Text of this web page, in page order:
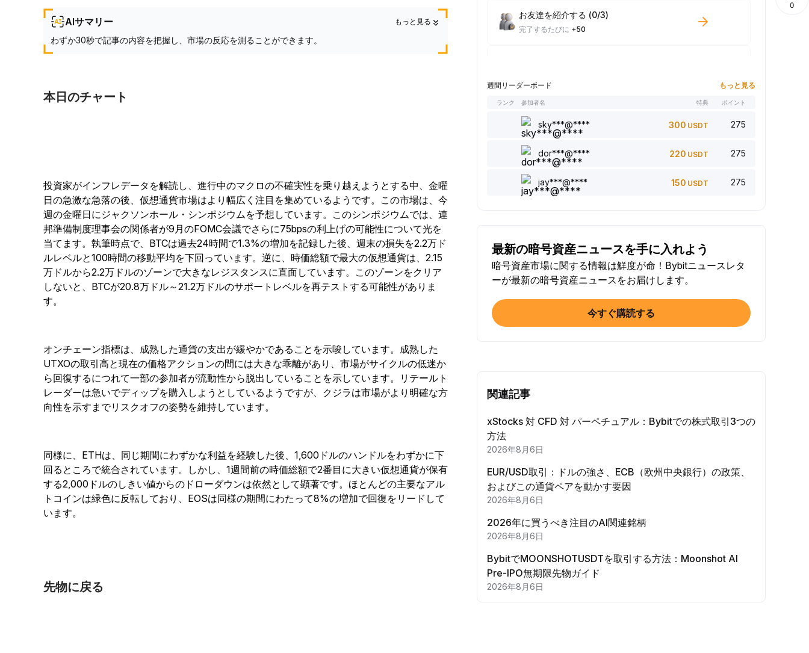
AIサマリー もっと見る
わずか30秒で記事の内容を把握し、市場の反応を測ることができます。
本日のチャート
投資家がインフレデータを解読し、進行中のマクロの不確実性を乗り越えようとする中、金曜
日の急激な急落の後、仮想通貨市場はより幅広く注目を集めているようです。この市場は、今
週の金曜日にジャクソンホール・シンポジウムを予想しています。このシンポジウムでは、連
邦準備制度理事会の関係者が9月のFOMC会議でさらに75bpsの利上げの可能性について光を
当てます。執筆時点で、BTCは過去24時間で1.3%の増加を記録した後、週末の損失を2.2万ド
ルレベルと100時間の移動平均を下回っています。逆に、時価総額で最大の仮想通貨は、2.15
万ドルから2.2万ドルのゾーンで大きなレジスタンスに直面しています。このゾーンをクリア
しないと、BTCが20.8万ドル～21.2万ドルのサポートレベルを再テストする可能性がありま
す。
オンチェーン指標は、成熟した通貨の支出が緩やかであることを示唆しています。成熟した
UTXOの取引高と現在の価格アクションの間には大きな乖離があり、市場がサイクルの低迷か
ら回復するにつれて一部の参加者が流動性から脱出していることを示しています。リテールト
レーダーは急いでディップを購入しようとしているようですが、クジラは市場がより明確な方
向性を示すまでリスクオフの姿勢を維持しています。
同様に、ETHは、同じ期間にわずかな利益を経験した後、1,600ドルのハンドルをわずかに下
回るところで統合されています。しかし、1週間前の時価総額で2番目に大きい仮想通貨が保有
する2,000ドルのしきい値からのドローダウンは依然として顕著です。ほとんどの主要なアル
トコインは緑色に反転しており、EOSは同様の期間にわたって8%の増加で回復をリードして
います。
先物に戻る
お友達を紹介する (0/3)
完了するたびに +50
読んだ記事： 0/5
完了するたびに+1
コメントを追加（0/5）
完了するたびに
SNSで記事をシェア（0/5）
完了するたびに+2
資産運用額 ≥ 10 USDT
完了するたびに
Trade Options ≥ $2000
完了するたびに
週間リーダーボード もっと見る
ランク 参加者名 特典 ポイント
sky***@**** 300 USDT 275
dor***@**** 220 USDT 275
jay***@**** 150 USDT 275
最新の暗号資産ニュースを手に入れよう
暗号資産市場に関する情報は鮮度が命！Bybitニュースレタ
ーが最新の暗号資産ニュースをお届けします。
今すぐ購読する
関連記事
xStocks 対 CFD 対 パーペチュアル：Bybitでの株式取引3つの
方法
2026年8月6日
EUR/USD取引：ドルの強さ、ECB（欧州中央銀行）の政策、
およびこの通貨ペアを動かす要因
2026年8月6日
2026年に買うべき注目のAI関連銘柄
2026年8月6日
BybitでMOONSHOTUSDTを取引する方法：Moonshot AI
Pre-IPO無期限先物ガイド
2026年8月6日
0